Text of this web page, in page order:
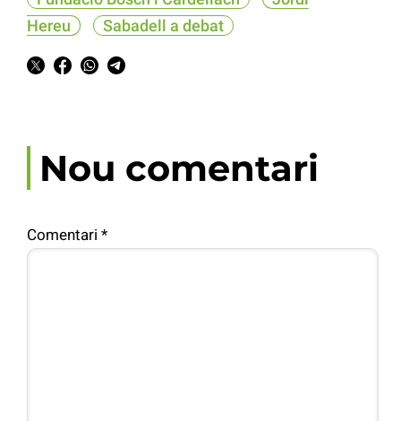
Hereu
Sabadell a debat
Nou comentari
Comentari *